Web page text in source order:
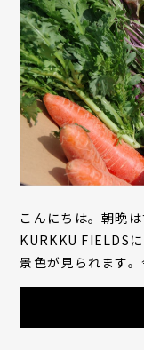
こんにちは。朝晩
KURKKU FIELDS
景色が見られます
大きな台風が直撃